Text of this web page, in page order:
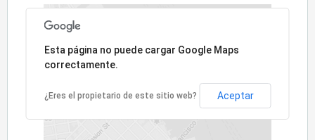
Lo sentimos, la dirección no ha sido encontrada.
Esta página no puede cargar Google Maps
correctamente.
¿Eres el propietario de este sitio web? Aceptar